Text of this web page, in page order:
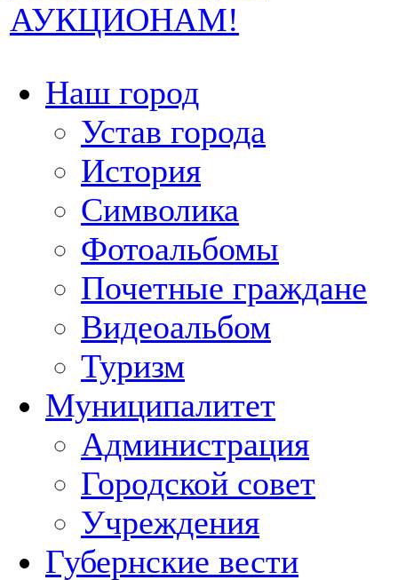
АУКЦИОНАМ!
Наш город
Устав города
История
Символика
Фотоальбомы
Почетные граждане
Видеоальбом
Туризм
Муниципалитет
Администрация
Городской совет
Учреждения
Губернские вести